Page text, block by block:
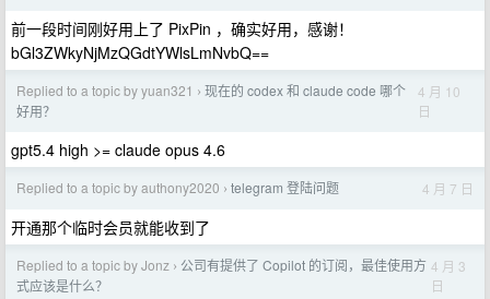
前一段时间刚好用上了 PixPin ，确实好用，感谢！
bGl3ZWkyNjMzQGdtYWlsLmNvbQ==
Replied to a topic by yuan321 › 现在的 codex 和 claude code 哪个
好用？
4 月 10
日
gpt5.4 high >= claude opus 4.6
Replied to a topic by authony2020 › telegram 登陆问题 4 月 7 日
开通那个临时会员就能收到了
Replied to a topic by Jonz › 公司有提供了 Copilot 的订阅，最佳使用方
式应该是什么？
4 月 3
日